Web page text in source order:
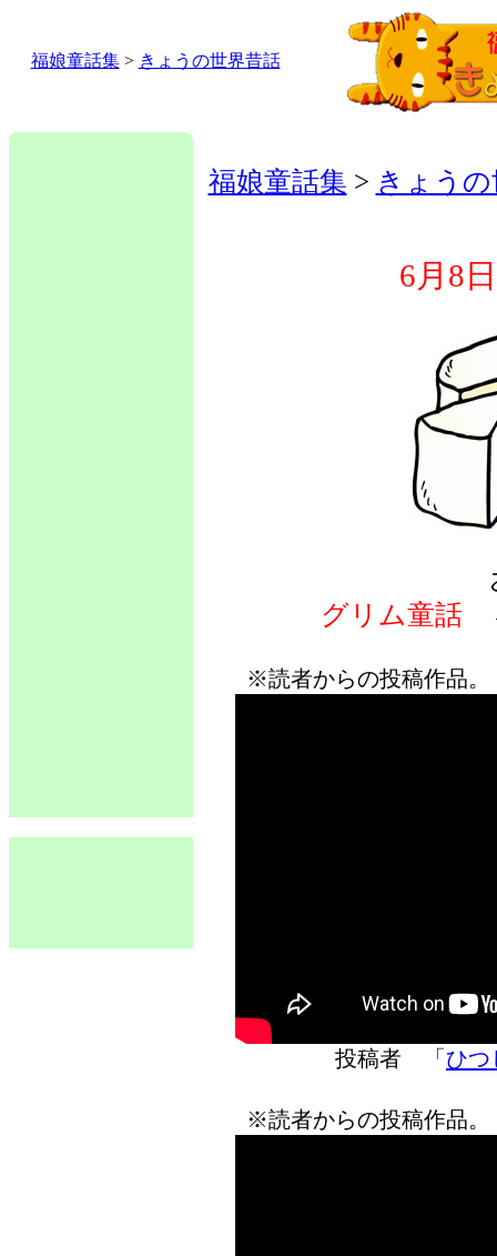
福娘童話集> きょうの世界昔話
福娘童話集 > きょう
6月8
グリム童話
※読者からの投稿作品
投稿者 「 ひつ
※読者からの投稿作品